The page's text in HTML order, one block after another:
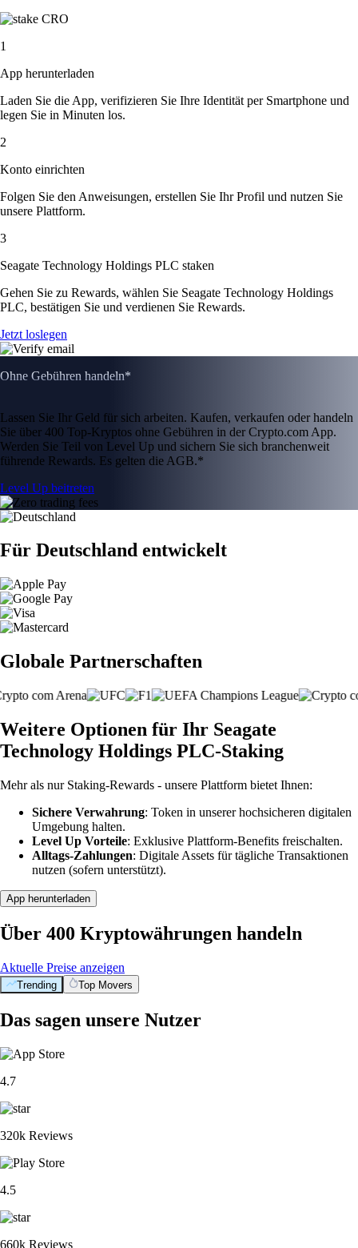
1
App herunterladen
Laden Sie die App, verifizieren Sie Ihre Identität per Smartphone und
legen Sie in Minuten los.
2
Konto einrichten
Folgen Sie den Anweisungen, erstellen Sie Ihr Profil und nutzen Sie
unsere Plattform.
3
Seagate Technology Holdings PLC staken
Gehen Sie zu Rewards, wählen Sie Seagate Technology Holdings
PLC, bestätigen Sie und verdienen Sie Rewards.
Jetzt loslegen
Ohne Gebühren handeln*
Lassen Sie Ihr Geld für sich arbeiten. Kaufen, verkaufen oder handeln
Sie über 400 Top-Kryptos ohne Gebühren in der Crypto.com App.
Werden Sie Teil von Level Up und sichern Sie sich branchenweit
führende Rewards. Es gelten die AGB.*
Level Up beitreten
Für Deutschland entwickelt
Globale Partnerschaften
Weitere Optionen für Ihr Seagate
Technology Holdings PLC-Staking
Mehr als nur Staking-Rewards - unsere Plattform bietet Ihnen:
Sichere Verwahrung: Token in unserer hochsicheren digitalen
Umgebung halten.
Level Up Vorteile: Exklusive Plattform-Benefits freischalten.
Alltags-Zahlungen: Digitale Assets für tägliche Transaktionen
nutzen (sofern unterstützt).
App herunterladen
Über 400 Kryptowährungen handeln
Aktuelle Preise anzeigen
Trending Top Movers
Das sagen unsere Nutzer
4.7
320k Reviews
4.5
660k Reviews